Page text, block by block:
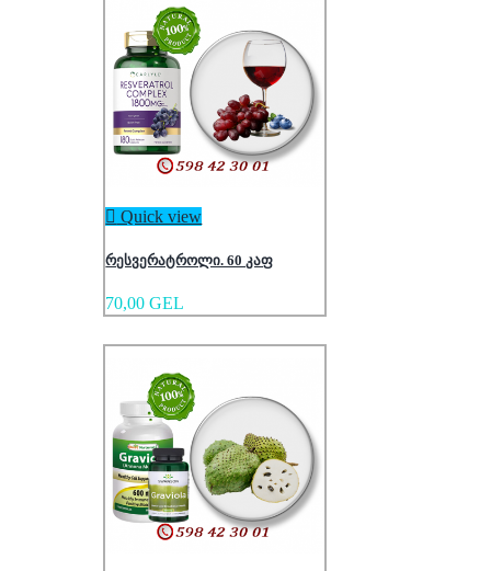
 Quick view
რესვერატროლი. 60 კაფ
70,00 GEL